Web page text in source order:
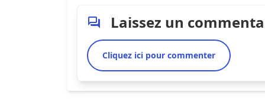
Laissez un
Cliquez ici pour commenter